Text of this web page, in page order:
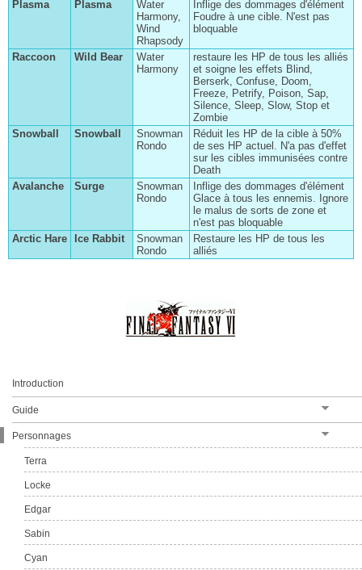
Plasma
Plasma
Water
Harmony,
Wind
Rhapsody
Inflige des dommages d'élément
Foudre à une cible. N'est pas
bloquable
Raccoon Wild Bear
Water
Harmony
restaure les HP de tous les alliés
et soigne les effets Blind,
Berserk, Confuse, Doom,
Freeze, Petrify, Poison, Sap,
Silence, Sleep, Slow, Stop et
Zombie
Snowball
Snowball
Snowman
Rondo
Réduit les HP de la cible à 50%
de ses HP actuel. N'a pas d'effet
sur les cibles immunisées contre
Death
Avalanche
Surge
Snowman
Rondo
Inflige des dommages d'élément
Glace à tous les ennemis. Ignore
le malus de sorts de zone et
n'est pas bloquable
Arctic Hare
Ice Rabbit
Snowman
Rondo
Restaure les HP de tous les
alliés
Introduction
Guide
Chapitre VII
Chapitre XIII
Chapitre XV
Chapitre XXI
Chapitre XXII
Personnages
Terra
Locke
Edgar
Sabin
Cyan